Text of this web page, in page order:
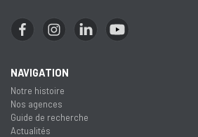
NAVIGATION
Notre histoire
Nos agences
Guide de recherche
Actualités